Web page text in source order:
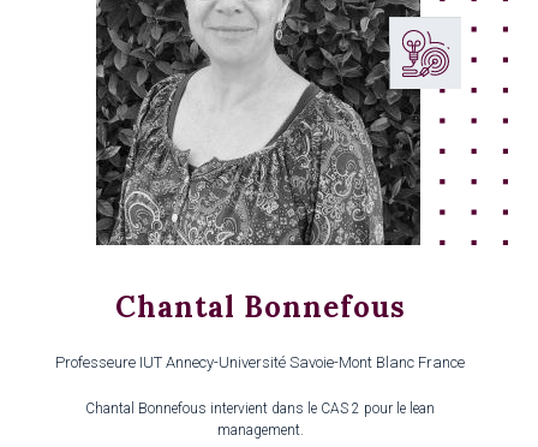
Chantal Bonnefous
Professeure IUT Annecy-Université Savoie-Mont Blanc France
Chantal Bonnefous intervient dans le CAS 2 pour le lean
management.